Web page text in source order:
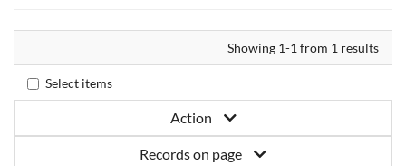
Showing 1-1 from 1 results
Select items
Action
Records on page